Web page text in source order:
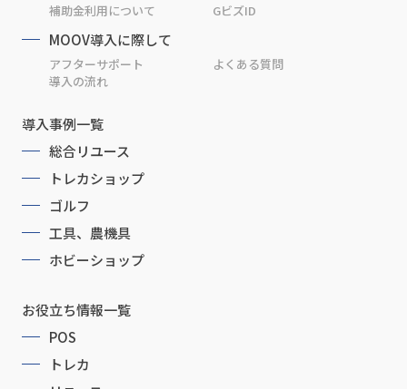
補助金利用について GビズID
MOOV導入に際して
アフターサポート
よくある質問
導入の流れ
導入事例一覧
総合リユース
トレカショップ
ゴルフ
工具、農機具
ホビーショップ
お役立ち情報一覧
POS
トレカ